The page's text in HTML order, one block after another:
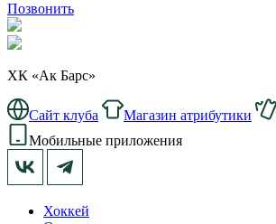
Позвонить
ХК «Ак Барс»
Сайт клуба Магазин атрибутики
Мобильные приложения
Хоккей